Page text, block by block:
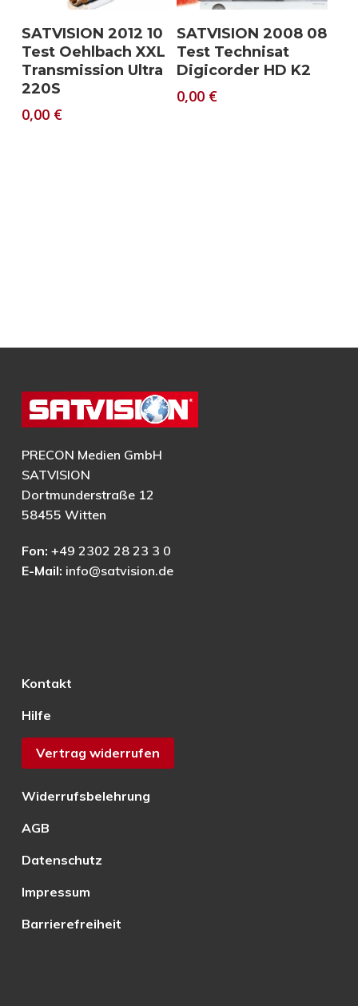
Download
SATVISION 2012 10
Test Oehlbach XXL
Transmission Ultra
220S
0,00 €
Download
SATVISION 2008 08
Test Technisat
Digicorder HD K2
0,00 €
PRECON Medien GmbH
SATVISION
Dortmunderstraße 12
58455 Witten
Fon: +49 2302 28 23 3 0
E-Mail: info@satvision.de
Kontakt
Hilfe
Vertrag widerrufen
Widerrufsbelehrung
AGB
Datenschutz
Impressum
Barrierefreiheit